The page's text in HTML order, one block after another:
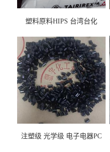
塑料原料HIPS 台湾台化
用料
注塑级 光学级 电子电器PC